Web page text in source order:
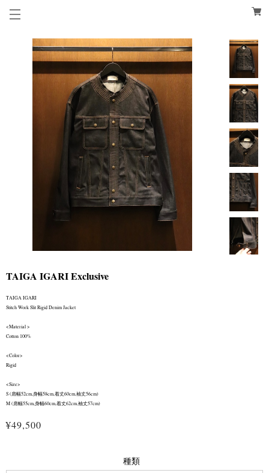
TAIGA IGARI Exclusive
TAIGA IGARI
Stitch Work Slit Rigid Denim Jacket
<Material >
Cotton 100%
<Color>
Rigid
<Size>
S (肩幅52cm,身幅58cm,着丈60cm,袖丈56cm)
M (肩幅55cm,身幅60cm,着丈62cm,袖丈57cm)
¥49,500
種類